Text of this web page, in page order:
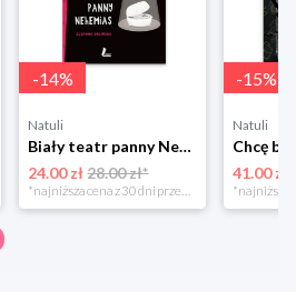
-14%
Natuli
Biały teatr panny Nehemias
24.00 zł 28.00 zł*
*najniższa cena z 30 dni przed obniżką
-15%
Natuli
41.00 zł